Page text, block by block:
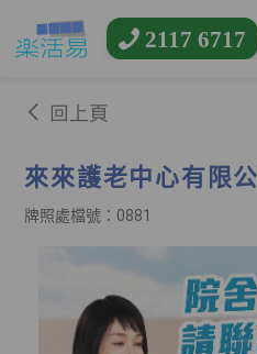
2117 6717
回上頁
來來護老中心有限
牌照處檔號：0881